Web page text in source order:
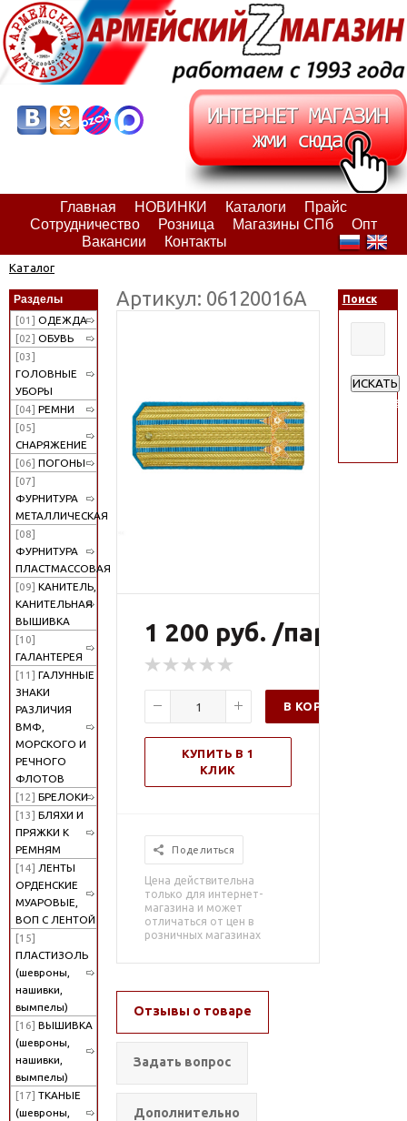
Главная НОВИНКИ Каталоги
Прайс
Сотрудничество
Розница Магазины СПб
Опт
Вакансии
Контакты
Каталог
Разделы
[01] ОДЕЖДА
[02] ОБУВЬ
[03]
ГОЛОВНЫЕ
УБОРЫ
[04] РЕМНИ
[05]
СНАРЯЖЕНИЕ
[06] ПОГОНЫ
[07]
ФУРНИТУРА
МЕТАЛЛИЧЕСКАЯ
[08]
ФУРНИТУРА
ПЛАСТМАССОВАЯ
[09] КАНИТЕЛЬ,
КАНИТЕЛЬНАЯ
ВЫШИВКА
[10]
ГАЛАНТЕРЕЯ
[11] ГАЛУННЫЕ
ЗНАКИ
РАЗЛИЧИЯ
ВМФ,
МОРСКОГО И
РЕЧНОГО
ФЛОТОВ
[12] БРЕЛОКИ
[13] БЛЯХИ И
ПРЯЖКИ К
РЕМНЯМ
[14] ЛЕНТЫ
ОРДЕНСКИЕ
МУАРОВЫЕ,
ВОП С ЛЕНТОЙ
[15]
ПЛАСТИЗОЛЬ
(шевроны,
нашивки,
вымпелы)
[16] ВЫШИВКА
(шевроны,
нашивки,
вымпелы)
[17] ТКАНЫЕ
(шевроны,
Артикул: 06120016А
1 200 руб. /пар
В КОРЗИНУ
КУПИТЬ В 1
КЛИК
Поделиться
Цена действительна
только для интернет-
магазина и может
отличаться от цен в
розничных магазинах
Отзывы о товаре
Задать вопрос
Дополнительно
Поиск
ИСКАТЬ